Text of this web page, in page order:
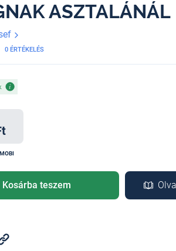
ASZTALÁNÁL
0 ÉRTÉKELÉS
MOBI
Kosárba teszem